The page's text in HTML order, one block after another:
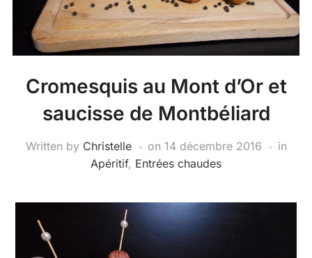
Cromesquis au Mont d’Or et
saucisse de Montbéliard
Written by Christelle on 14 décembre 2016
in
Apéritif, Entrées chaudes